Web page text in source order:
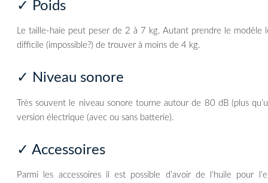
✓ Poids
Le taille-haie peut peser de 2 à 7 kg. Autant prendre le modèle
difficile (impossible?) de trouver à moins de 4 kg.
✓ Niveau sonore
Très souvent le niveau sonore tourne autour de 80 dB (plus
version électrique (avec ou sans batterie).
✓ Accessoires
Parmi les accessoires il est possible d’avoir de l’huile pour